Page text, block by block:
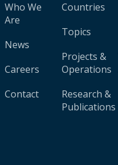
Who We
Are
News
Careers
Contact
Countries
Topics
Projects &
Operations
Research &
Publications